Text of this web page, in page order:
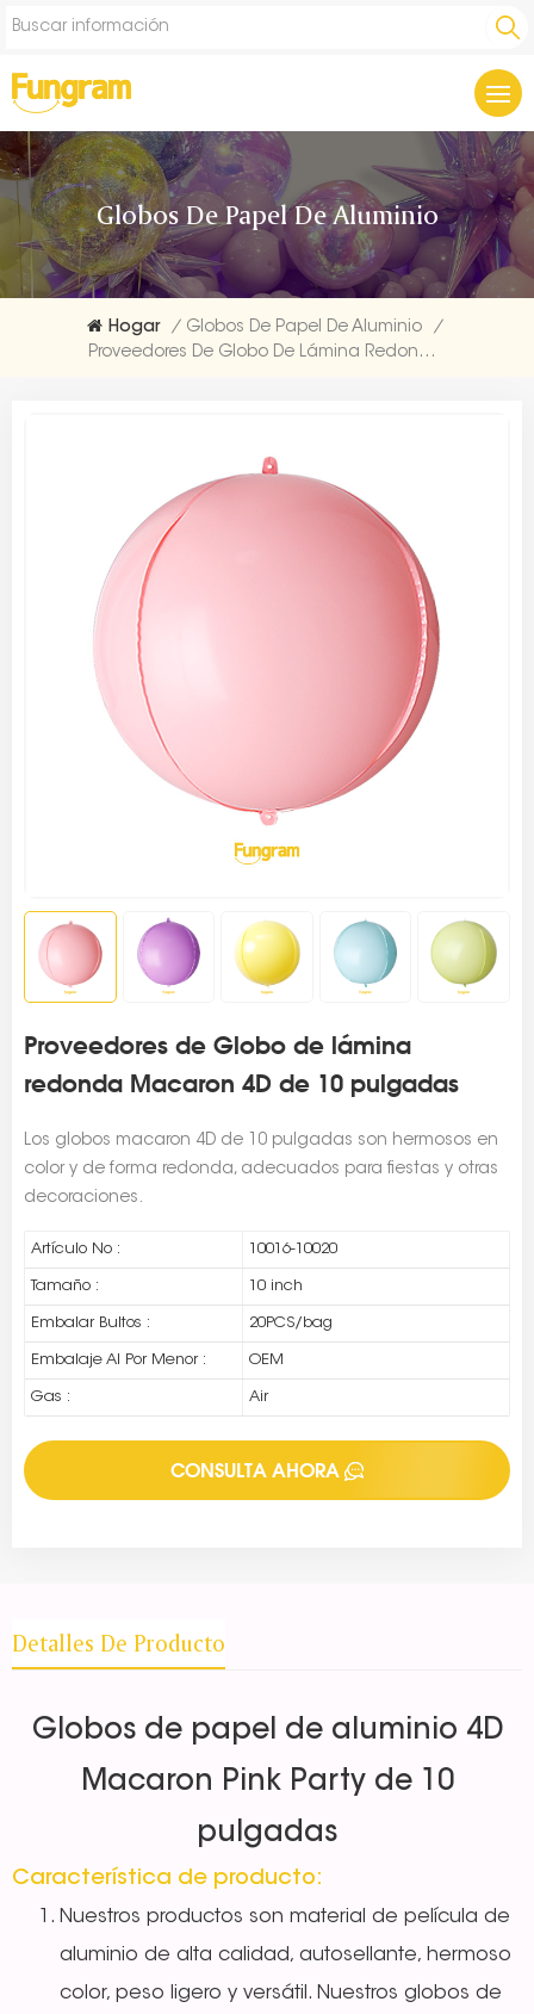
Globos De Papel De Aluminio
Hogar / Globos De Papel De Aluminio
/
Proveedores De Globo De Lámina Redonda Macaron 4D De 10 Pulgadas
Proveedores de Globo de lámina
redonda Macaron 4D de 10 pulgadas
Los globos macaron 4D de 10 pulgadas son hermosos en
color y de forma redonda, adecuados para fiestas y otras
decoraciones.
Artículo No : 10016-10020
Tamaño : 10 inch
Embalar Bultos : 20PCS/bag
Embalaje Al Por Menor : OEM
Gas : Air
CONSULTA AHORA
Detalles De Producto
Globos de papel de aluminio 4D
Macaron Pink Party de 10
pulgadas
Característica de producto:
Nuestros productos son material de película de
aluminio de alta calidad, autosellante, hermoso
color, peso ligero y versátil. Nuestros globos de